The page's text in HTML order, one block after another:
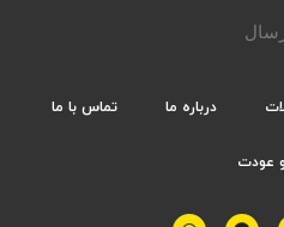
درباره ما تماس با ما
عودت